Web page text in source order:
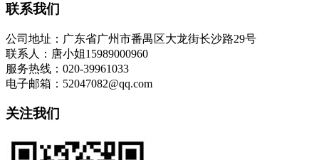
联系我们
公司地址：广东省广州市番禺区大龙街长沙路29号
联系人：唐小姐15989000960
服务热线：020-39961033
电子邮箱：52047082@qq.com
关注我们